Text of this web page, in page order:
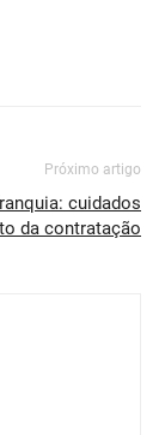
Próximo artigo
cuidados
da contratação